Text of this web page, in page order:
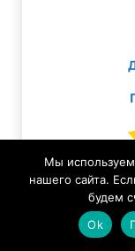
Мы
нашего сайта.
будем
Ok